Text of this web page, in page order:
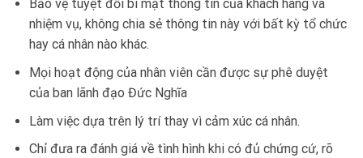
Bảo vệ tuyệt đối bí mật thông tin của khách hàng và
nhiệm vụ, không chia sẻ thông tin này với bất kỳ tổ chức
hay cá nhân nào khác.
Mọi hoạt động của nhân viên cần được sự phê duyệt
của ban lãnh đạo Đức Nghĩa
Làm việc dựa trên lý trí thay vì cảm xúc cá nhân.
Chỉ đưa ra đánh giá về tình hình khi có đủ chứng cứ, rõ